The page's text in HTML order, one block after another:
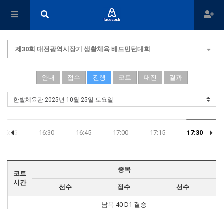
제30회 대전광역시장기 생활체육 배드민턴대회
안내 접수 진행 코트 대진 결과
16:15 16:30 16:45 17:00 17:15 17:30
코트
시간
종목
선수 점수 선수
남복 40 D1 결승